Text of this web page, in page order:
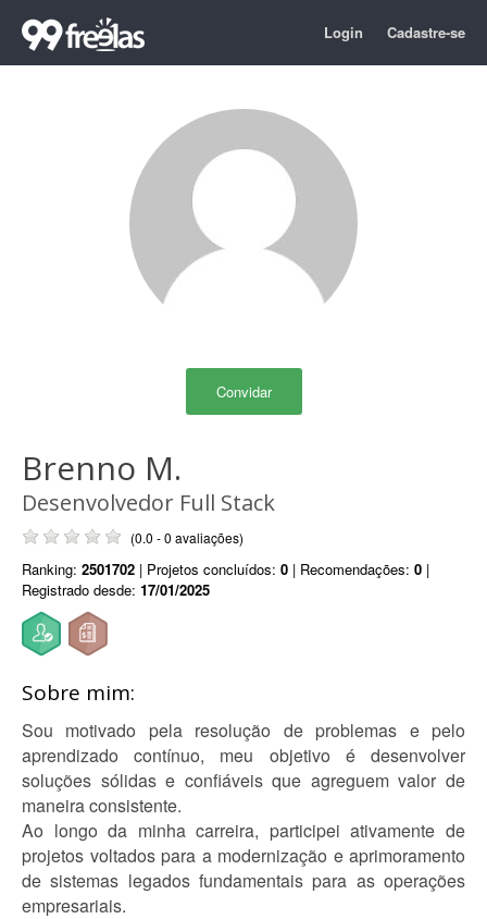
Login Cadastre-se
Convidar
Brenno M.
Desenvolvedor Full Stack
(0.0 - 0 avaliações)
Ranking: 2501702 | Projetos concluídos: 0 | Recomendações: 0 |
Registrado desde: 17/01/2025
Sobre mim:
Sou motivado pela resolução de problemas e pelo
aprendizado contínuo, meu objetivo é desenvolver
soluções sólidas e confiáveis que agreguem valor de
maneira consistente.
Ao longo da minha carreira, participei ativamente de
projetos voltados para a modernização e aprimoramento
de sistemas legados fundamentais para as operações
empresariais.